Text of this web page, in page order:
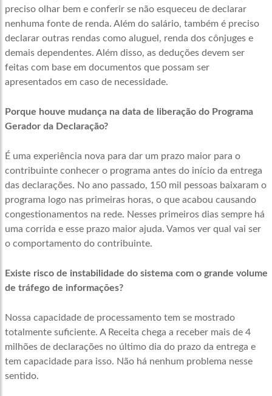
preciso olhar bem e conferir se não esqueceu de declarar
nenhuma fonte de renda. Além do salário, também é preciso
declarar outras rendas como aluguel, renda dos cônjuges e
demais dependentes. Além disso, as deduções devem ser
feitas com base em documentos que possam ser
apresentados em caso de necessidade.
Porque houve mudança na data de liberação do Programa
Gera­­­dor da Declaração?
É uma experiência nova para dar um prazo maior para o
contribuinte conhecer o programa antes do início da entrega
das declarações. No ano passado, 150 mil pessoas baixaram o
programa logo nas primeiras horas, o que acabou causando
congestionamentos na rede. Nesses primeiros dias sempre há
uma corrida e esse prazo maior ajuda. Vamos ver qual vai ser
o comportamento do contribuinte.
Existe risco de instabilidade do sistema com o grande volume
de tráfego de informações?
Nossa capacidade de processamento tem se mostrado
totalmente suficiente. A Receita chega a receber mais de 4
milhões de declarações no último dia do prazo da entrega e
tem capacidade para isso. Não há nenhum problema nesse
sentido.